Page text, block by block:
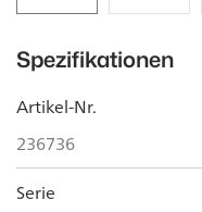
Spezifikationen
Artikel-Nr.
236736
Serie